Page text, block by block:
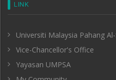
LINK
Universiti Malaysia Pahang
Vice-Chancellor's Office
Yayasan UMPSA